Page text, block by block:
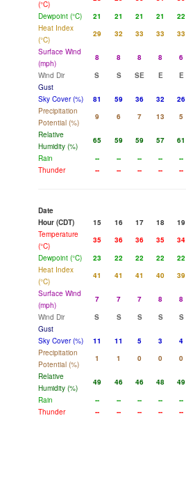
(°C)
Dewpoint (°C)
21 21 21 21 22
Heat Index
(°C)
29 32 33 33 33
Surface Wind
(mph)
8 8 8 8 6
Wind Dir
S S SE E E
Gust
Sky Cover (%)
81 59 36 32 26
Precipitation
Potential (%)
9 6 7 13 5
Relative
Humidity (%)
65 59 59 57 61
Rain
-- -- -- -- --
Thunder
-- -- -- -- --
Date
Hour (CDT)
15 16 17 18 19
Temperature
(°C)
35 36 36 35 34
Dewpoint (°C)
23 22 22 22 22
Heat Index
(°C)
41 41 41 40 39
Surface Wind
(mph)
7 7 7 8 8
Wind Dir
S S S S S
Gust
Sky Cover (%)
11 11 5 3 4
Precipitation
Potential (%)
1 1 0 0 0
Relative
Humidity (%)
49 46 46 48 49
Rain
-- -- -- -- --
Thunder
-- -- -- -- --